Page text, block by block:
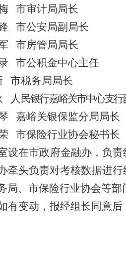
市审计局局长
市公安局副局长
市房管局局长
市公积金中心主任
市税务局局长
人 民银行嘉峪关市中心支
嘉峪关银保监分局局长
市保险行业协会秘书长
设在市政府金融办，负
牵头负责对考核数据进
局、 市保险行业协会等部
有变动，报经组长同意